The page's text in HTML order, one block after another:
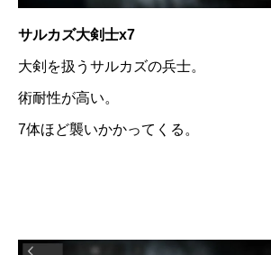
サルカズ大剣士x7
大剣を扱うサルカズの兵士。
術耐性が高い。
7体ほど襲いかかってくる。